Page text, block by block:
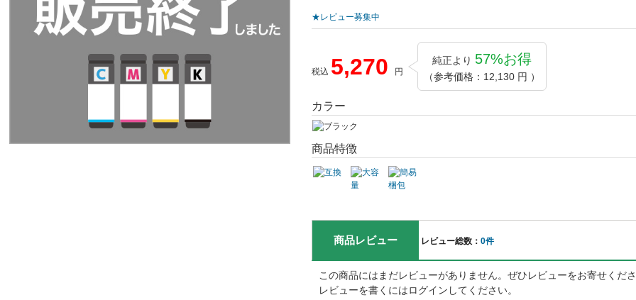
★レビュー募集中
税込 5,270 円
純正より 57%お得
（参考価格：12,130 円 ）
カラー
商品特徴
商品レビュー レビュー総数： 0件
この商品にはまだレビューがありません。ぜひレビューをお寄せくだ
レビューを書くにはログインしてください。